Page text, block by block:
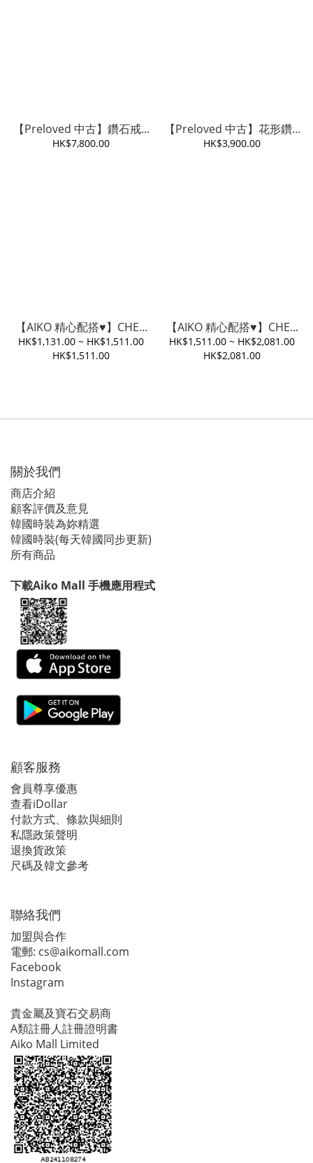
【Preloved 中古】鑽石戒...
HK$7,800.00
【Preloved 中古】花形鑽...
HK$3,900.00
【AIKO 精心配搭♥️】CHE...
HK$1,131.00 ~ HK$1,511.00
HK$1,511.00
【AIKO 精心配搭♥️】CHE...
HK$1,511.00 ~ HK$2,081.00
HK$2,081.00
關於我們
商店介紹
顧客評價及意見
韓國時裝為妳精選
韓國時裝(每天韓國同步更新)
所有商品
下載Aiko Mall 手機應用程式
顧客服務
會員尊享優惠
查看iDollar
付款方式、條款與細則
私隱政策聲明
退換貨政策
尺碼及韓文參考
聯絡我們
加盟與合作
電郵: cs@aikomall.com
Facebook
Instagram
貴金屬及寶石交易商
A類註冊人註冊證明書
Aiko Mall Limited